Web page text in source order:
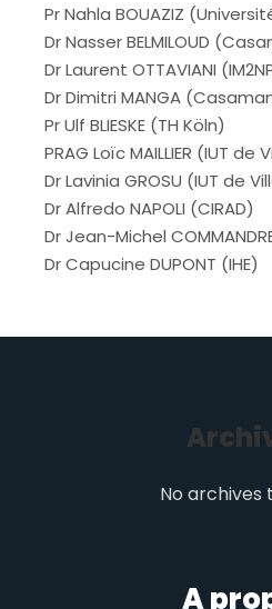
Pr Nahla BOUAZIZ
Dr Nasser BELMILOUD
Dr Laurent OTTAVIANI
Dr Dimitri MANGA
Pr Ulf BLIESKE (TH Köln)
PRAG Loïc MAILLIER (IUT de
Dr Lavinia GROSU (IUT de
Dr Alfredo NAPOLI (CIRAD)
Dr Jean-Michel
Dr Capucine DUPONT (IHE)
No archives
A